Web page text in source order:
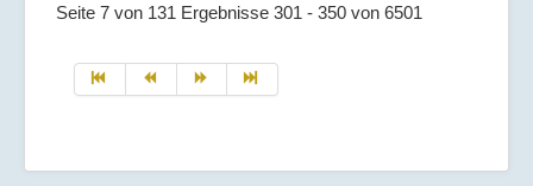
Seite 7 von 131 Ergebnisse 301 - 350 von 6501